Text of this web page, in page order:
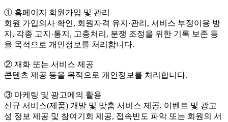
① 홈페이지 회원가입 및 관리
회원 가입의사 확인, 회원자격 유지·관리, 서비스 부정이용 방
지, 각종 고지·통지, 고충처리, 분쟁 조정을 위한 기록 보존 등
을 목적으로 개인정보를 처리합니다.
② 재화 또는 서비스 제공
콘텐츠 제공 등을 목적으로 개인정보를 처리합니다.
③ 마케팅 및 광고에의 활용
신규 서비스(제품) 개발 및 맞춤 서비스 제공, 이벤트 및 광고
성 정보 제공 및 참여기회 제공, 접속빈도 파악 또는 회원의 서